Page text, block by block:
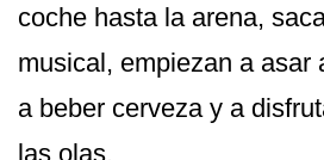
coche hasta la arena,
musical, empiezan a asar
a beber cerveza y a
las olas.